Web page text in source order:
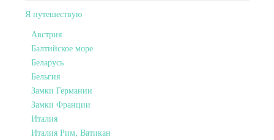
Я путешествую
Австрия
Балтийское море
Беларусь
Бельгия
Замки Германии
Замки Франции
Италия
Италия Рим, Ватикан